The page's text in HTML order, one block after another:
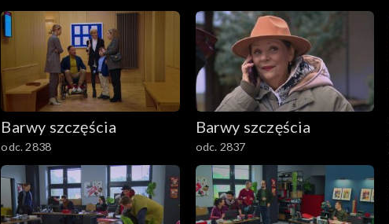
Barwy szczęścia
odc. 2838
Barwy szczęścia
odc. 2837